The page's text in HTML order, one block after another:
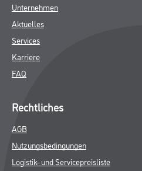
Unternehmen
Aktuelles
Services
Karriere
FAQ
Rechtliches
AGB
Nutzungsbedingungen
Logistik- und Servicepreisliste